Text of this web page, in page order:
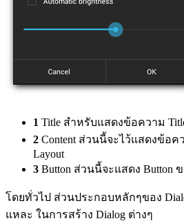
1 Title สำหรับแสดงข้อความ
2 Content ส่วนนี้จะไว้แสดงข้อค
Layout
3 Button ส่วนนี้จะแสดง Button
โดยทั่วไป ส่วนประกอบหลักๆของ
แหละ ในการสร้าง Dialog ต่างๆ